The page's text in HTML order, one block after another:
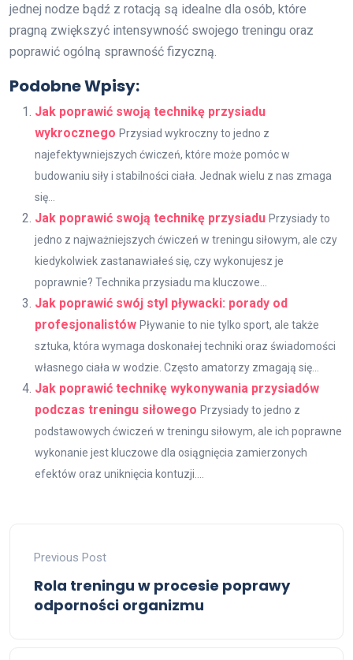
jednej nodze bądź z rotacją są idealne dla osób, które
pragną zwiększyć intensywność swojego treningu oraz
poprawić ogólną sprawność fizyczną.
Podobne Wpisy:
Jak poprawić swoją technikę przysiadu
wykrocznego Przysiad wykroczny to jedno z
najefektywniejszych ćwiczeń, które może pomóc w
budowaniu siły i stabilności ciała. Jednak wielu z nas zmaga
się...
Jak poprawić swoją technikę przysiadu Przysiady to
jedno z najważniejszych ćwiczeń w treningu siłowym, ale czy
kiedykolwiek zastanawiałeś się, czy wykonujesz je
poprawnie? Technika przysiadu ma kluczowe...
Jak poprawić swój styl pływacki: porady od
profesjonalistów Pływanie to nie tylko sport, ale także
sztuka, która wymaga doskonałej techniki oraz świadomości
własnego ciała w wodzie. Często amatorzy zmagają się...
Jak poprawić technikę wykonywania przysiadów
podczas treningu siłowego Przysiady to jedno z
podstawowych ćwiczeń w treningu siłowym, ale ich poprawne
wykonanie jest kluczowe dla osiągnięcia zamierzonych
efektów oraz uniknięcia kontuzji....
Previous Post
Rola treningu w procesie poprawy
odporności organizmu